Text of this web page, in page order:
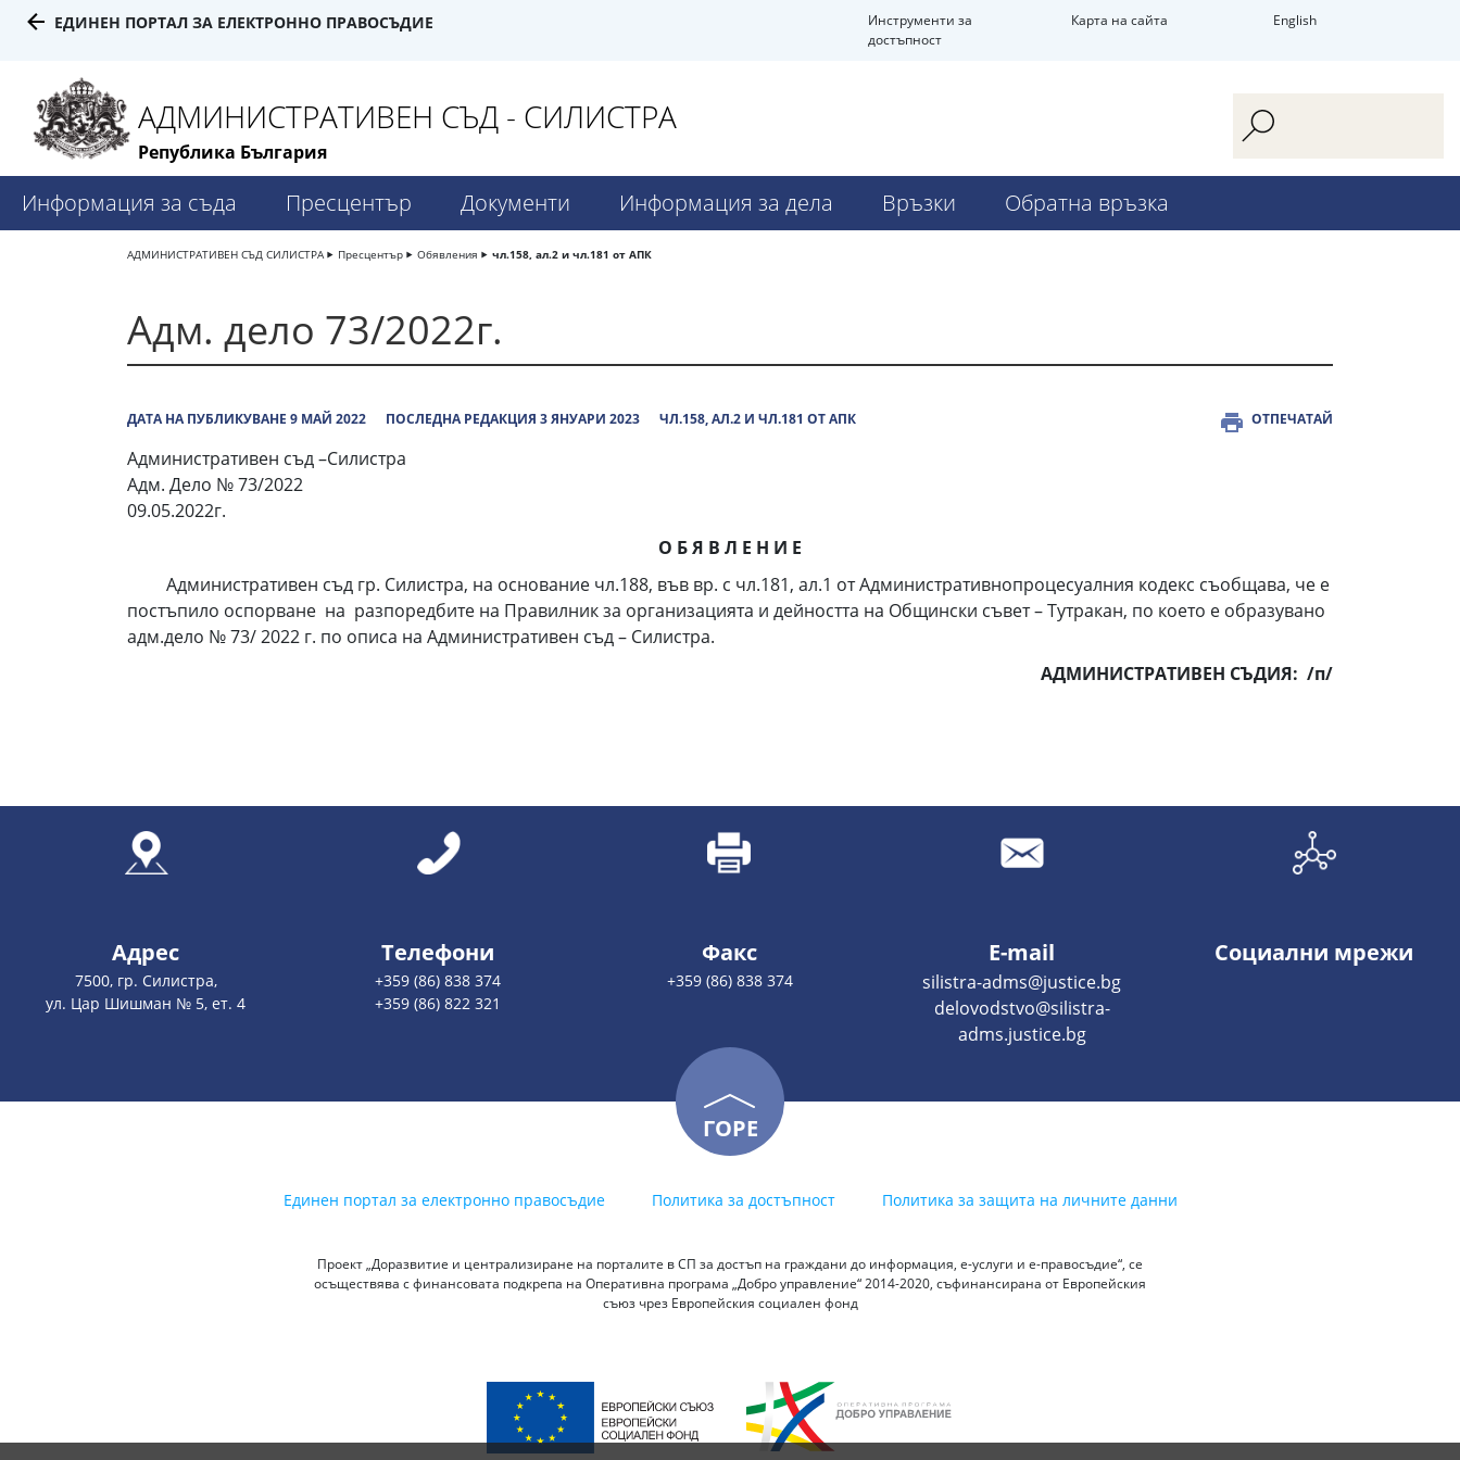
ЕДИНЕН ПОРТАЛ ЗА ЕЛЕКТРОННО ПРАВОСЪДИЕ
Инструменти за
достъпност
Карта на сайта English
АДМИНИСТРАТИВЕН СЪД - СИЛИСТРА
Република България
Информация за съда Пресцентър Документи Информация за дела Връзки Обратна връзка
АДМИНИСТРАТИВЕН СЪД СИЛИСТРА Пресцентър Обявления чл.158, ал.2 и чл.181 от АПК
Адм. дело 73/2022г.
ДАТА НА ПУБЛИКУВАНЕ 9 МАЙ 2022 ПОСЛЕДНА РЕДАКЦИЯ 3 ЯНУАРИ 2023 ЧЛ.158, АЛ.2 И ЧЛ.181 ОТ АПК ОТПЕЧАТАЙ
Административен съд –Силистра
Адм. Дело № 73/2022
09.05.2022г.
О Б Я В Л Е Н И Е
Административен съд гр. Силистра, на основание чл.188, във вр. с чл.181, ал.1 от Административнопроцесуалния кодекс съобщава, че е
постъпило оспорване на разпоредбите на Правилник за организацията и дейността на Общински съвет – Тутракан, по което е образувано
адм.дело № 73/ 2022 г. по описа на Административен съд – Силистра.
АДМИНИСТРАТИВЕН СЪДИЯ: /п/
Адрес
7500, гр. Силистра,
ул. Цар Шишман № 5, ет. 4
Телефони
+359 (86) 838 374
+359 (86) 822 321
Факс
+359 (86) 838 374
E-mail
silistra-adms@justice.bg
delovodstvo@silistra-
adms.justice.bg
Социални мрежи
ГОРЕ
Единен портал за електронно правосъдие Политика за достъпност Политика за защита на личните данни
Проект „Доразвитие и централизиране на порталите в СП за достъп на граждани до информация, е-услуги и е-правосъдие“, се
осъществява с финансовата подкрепа на Оперативна програма „Добро управление“ 2014-2020, съфинансирана от Европейския
съюз чрез Европейския социален фонд